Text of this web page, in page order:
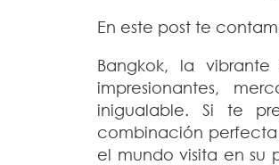
En este post te
Bangkok, la
impresionantes,
inigualable. Si te
combinación perfecta
el mundo visita en su